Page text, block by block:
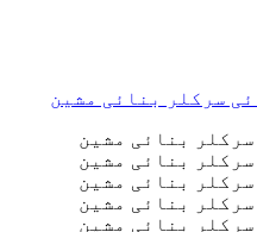
سرکلر بنائی مشین